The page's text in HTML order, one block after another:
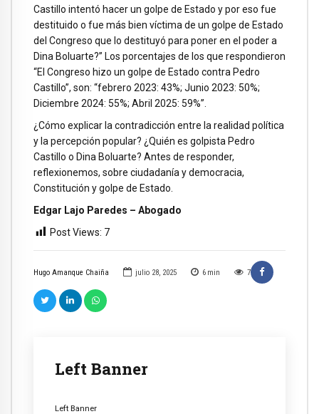
Hugo Amanque Chaiña julio 28, 2025 6 min 7
Left Banner
Left Banner
Castillo intentó hacer un golpe de Estado y por eso fue
destituido o fue más bien víctima de un golpe de Estado
del Congreso que lo destituyó para poner en el poder a
Dina Boluarte?” Los porcentajes de los que respondieron
“El Congreso hizo un golpe de Estado contra Pedro
Castillo”, son: “febrero 2023: 43%; Junio 2023: 50%;
Diciembre 2024: 55%; Abril 2025: 59%”.
¿Cómo explicar la contradicción entre la realidad política
y la percepción popular? ¿Quién es golpista Pedro
Castillo o Dina Boluarte? Antes de responder,
reflexionemos, sobre ciudadanía y democracia,
Constitución y golpe de Estado.
Edgar Lajo Paredes – Abogado
Post Views: 7